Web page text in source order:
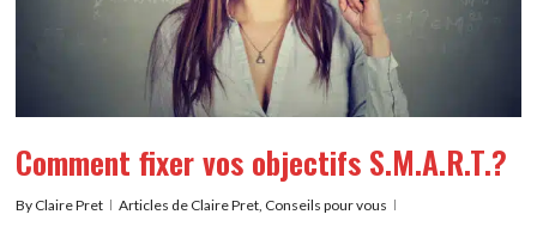
Comment fixer vos objectifs S.M.A.R.T.?
By Claire Pret Articles de Claire Pret, Conseils pour vous